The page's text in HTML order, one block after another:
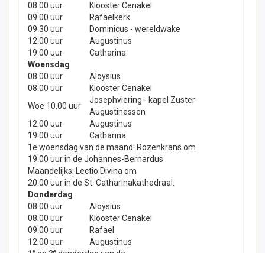
08.00 uur
Klooster Cenakel
09.00 uur
Rafaëlkerk
09.30 uur
Dominicus - wereldwake
12.00 uur
Augustinus
19.00 uur
Catharina
Woensdag
08.00 uur
Aloysius
08.00 uur
Klooster Cenakel
Woe 10.00 uur
Josephviering - kapel Zuster
Augustinessen
12.00 uur
Augustinus
19.00 uur
Catharina
1e woensdag van de maand: Rozenkrans om
19.00 uur in de Johannes-Bernardus.
Maandelijks: Lectio Divina om
20.00 uur in de St. Catharinakathedraal.
Donderdag
08.00 uur
Aloysius
08.00 uur
Klooster Cenakel
09.00 uur
Rafael
12.00 uur
Augustinus
e e